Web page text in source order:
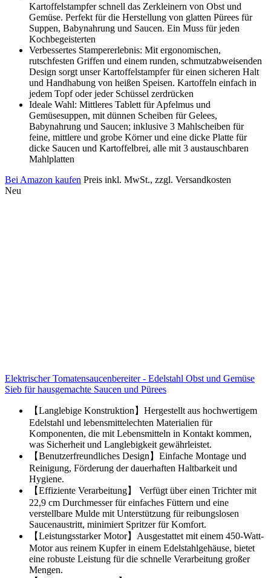
Kartoffelstampfer schnell das Zerkleinern von Obst und
Gemüse. Perfekt für die Herstellung von glatten Pürees für
Suppen, Babynahrung und Saucen. Ein Muss für jeden
Kochbegeisterten
Verbessertes Stampererlebnis: Mit ergonomischen,
rutschfesten Griffen und einem runden, schmutzabweisenden
Design sorgt unser Kartoffelstampfer für einen sicheren Halt
und Handhabung von heißen Speisen. Kartoffeln einfach in
jedem Topf oder jeder Schüssel zerdrücken
Ideale Wahl: Mittleres Tablett für Apfelmus und
Gemüsesuppen, mit dünnen Scheiben für Gelees,
Babynahrung und Saucen; inklusive 3 Mahlscheiben für
feine, mittlere und grobe Körner und eine dicke Platte für
dicke Saucen und Kartoffelbrei, alle mit 3 austauschbaren
Mahlplatten
Bei Amazon kaufen Preis inkl. MwSt., zzgl. Versandkosten
Neu
Elektrischer Tomatensaucenbereiter - Edelstahl Obst und Gemüse
Sieb für hausgemachte Saucen und Pürees
【Langlebige Konstruktion】Hergestellt aus hochwertigem
Edelstahl und lebensmittelechten Materialien für
Komponenten, die mit Lebensmitteln in Kontakt kommen,
was Sicherheit und Langlebigkeit gewährleistet.
【Benutzerfreundliches Design】Einfache Montage und
Reinigung, Förderung der dauerhaften Haltbarkeit und
Hygiene.
【Effiziente Verarbeitung】 Verfügt über einen Trichter mit
22,9 cm Durchmesser für einfaches Füttern und eine
verstellbare Mulde mit Unterstützung für reibungslosen
Saucenaustritt, minimiert Spritzer für Komfort.
【Leistungsstarker Motor】Ausgestattet mit einem 450-Watt-
Motor aus reinem Kupfer in einem Edelstahlgehäuse, bietet
eine robuste Leistung für die schnelle Verarbeitung großer
Mengen.